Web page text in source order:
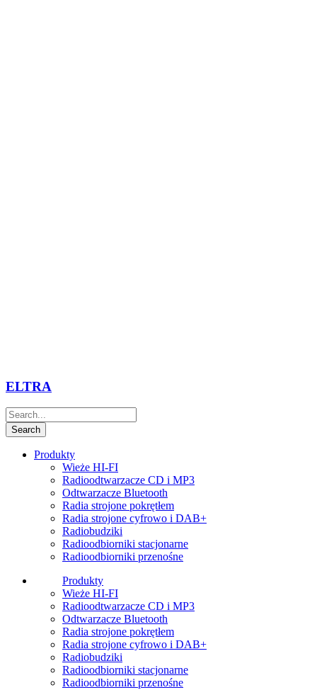
ELTRA
Produkty
Wieże HI-FI
Radioodtwarzacze CD i MP3
Odtwarzacze Bluetooth
Radia strojone pokrętłem
Radia strojone cyfrowo i DAB+
Radiobudziki
Radioodbiorniki stacjonarne
Radioodbiorniki przenośne
Produkty
Wieże HI-FI
Radioodtwarzacze CD i MP3
Odtwarzacze Bluetooth
Radia strojone pokrętłem
Radia strojone cyfrowo i DAB+
Radiobudziki
Radioodbiorniki stacjonarne
Radioodbiorniki przenośne